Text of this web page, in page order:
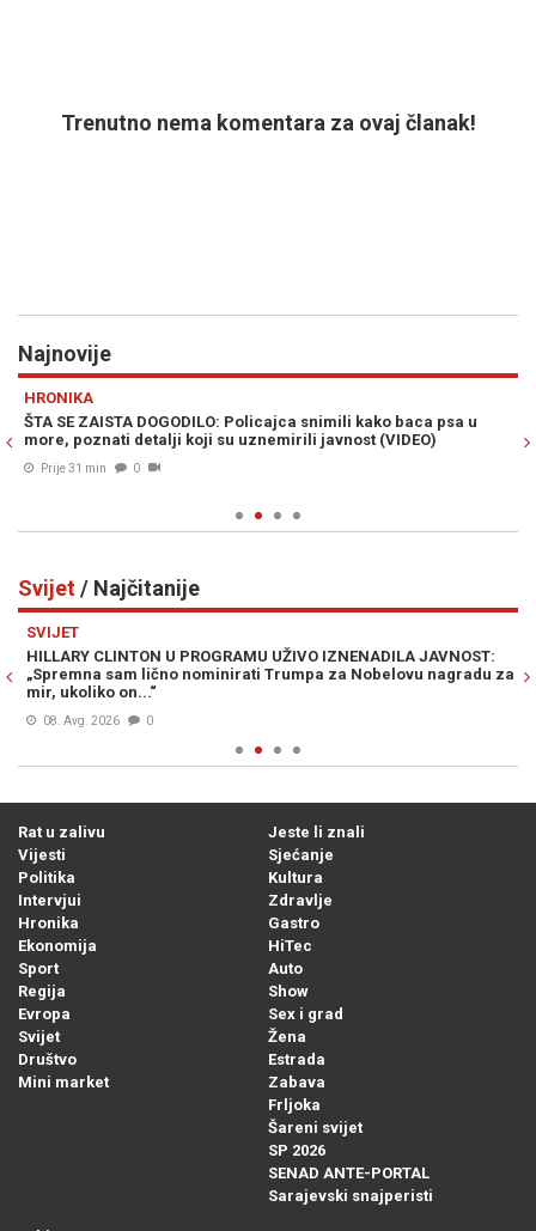
Trenutno nema komentara za ovaj članak!
Najnovije
HRONIKA
ŠTA SE ZAISTA DOGODILO: Policajca snimili kako baca psa u
more, poznati detalji koji su uznemirili javnost (VIDEO)
Prije 31 min
Svijet/ Najčitanije
SVIJET
HILLARY CLINTON U PROGRAMU UŽIVO IZNENADILA JAVNOST:
„Spremna sam lično nominirati Trumpa za Nobelovu nagradu za
mir, ukoliko on...“
08. Avg. 2026 0
Rat u zalivu
Vijesti
Politika
Intervjui
Hronika
Ekonomija
Sport
Regija
Evropa
Svijet
Društvo
Mini market
Jeste li znali
Sjećanje
Kultura
Zdravlje
Gastro
HiTec
Auto
Show
Sex i grad
Žena
Estrada
Zabava
Frljoka
Šareni svijet
SP 2026
SENAD ANTE-PORTAL
Sarajevski snajperisti